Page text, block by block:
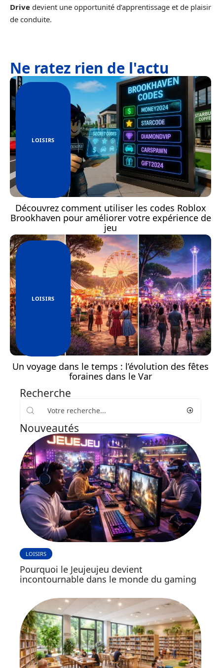
Drive devient une opportunité d’apprentissage et de plaisir
de conduite.
Ne ratez rien de l'actu
LOISIRS
Découvrez comment utiliser les codes Roblox
Brookhaven pour améliorer votre expérience de
jeu
LOISIRS
Un voyage dans le temps : l’évolution des fêtes
foraines dans le Var
Recherche
Nouveautés
LOISIRS
Pourquoi le Jeujeujeu devient
incontournable dans le monde du gaming